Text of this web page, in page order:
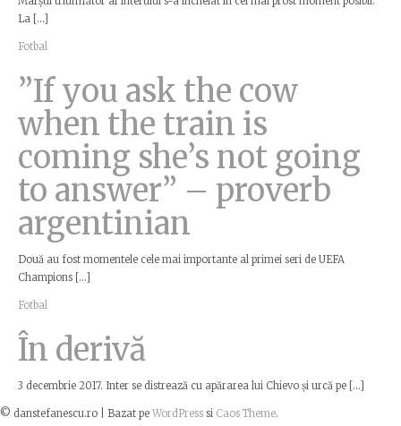
La […]
Fotbal
”If you ask the cow
when the train is
coming she’s not going
to answer” – proverb
argentinian
Două au fost momentele cele mai importante al primei seri de UEFA
Champions […]
Fotbal
În derivă
3 decembrie 2017. Inter se distrează cu apărarea lui Chievo și urcă pe […]
© danstefanescu.ro | Bazat pe WordPress si Caos Theme.